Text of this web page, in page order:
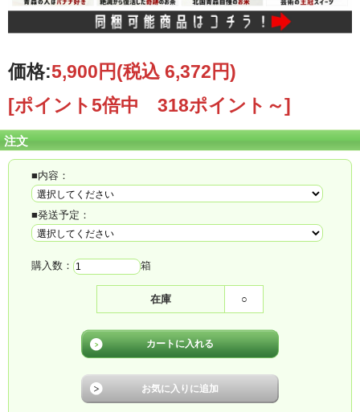
価格:5,900円(税込 6,372円)
[ポイント5倍中 318ポイント～]
注文
■内容：
■発送予定：
購入数： 箱
在庫 ○